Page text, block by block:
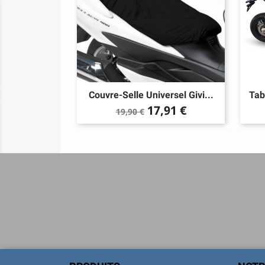
Couvre-Selle Universel Givi...
Prix
de
19,90 € Prix
17,91 €